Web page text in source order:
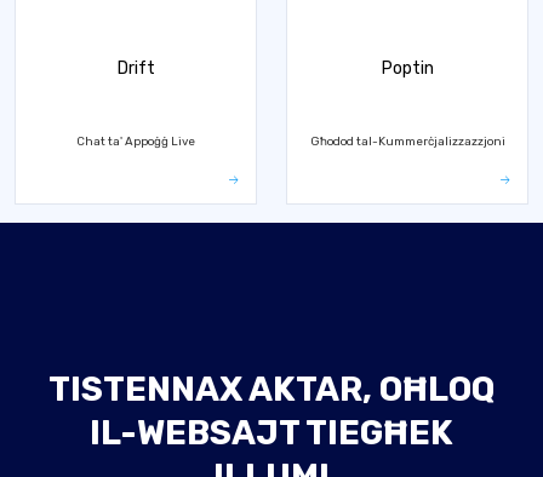
Drift
Chat ta' Appoġġ Live
Poptin
Għodod tal-Kummerċjalizzazzjoni
TISTENNAX AKTAR, OĦLOQ
IL-WEBSAJT TIEGĦEK